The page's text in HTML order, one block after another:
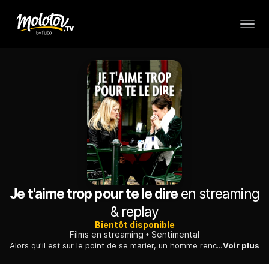
Je t'aime trop pour te le direen streaming
& replay
Bientôt disponible
Films en streaming
Sentimental
Alors qu'il est sur le point de se marier, un homme rencontre une actrice venue passer un casting à Turin. Celle-ci va essayer de lui faire quitter sa fiancée.Voir plus